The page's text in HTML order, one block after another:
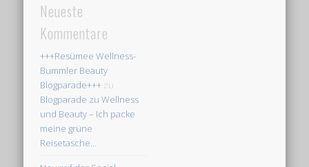
Neueste
Kommentare
+++Resümee Wellness-
Bummler Beauty
Blogparade+++ zu
Blogparade zu Wellness
und Beauty – Ich packe
meine grüne
Reisetasche…